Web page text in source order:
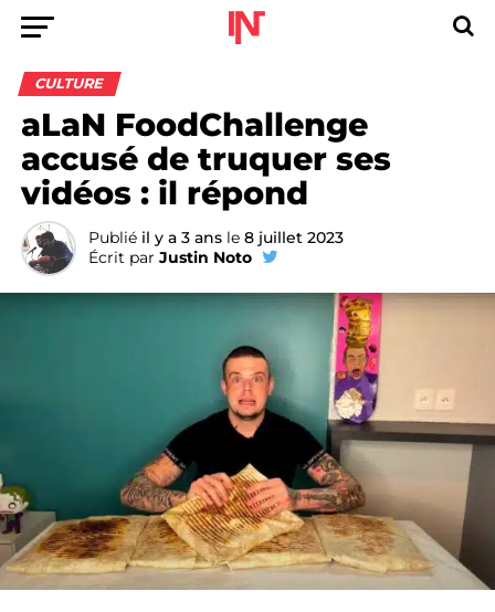
CULTURE
aLaN FoodChallenge
accusé de truquer ses
vidéos : il répond
Publié il y a 3 ans le 8 juillet 2023
Écrit par Justin Noto